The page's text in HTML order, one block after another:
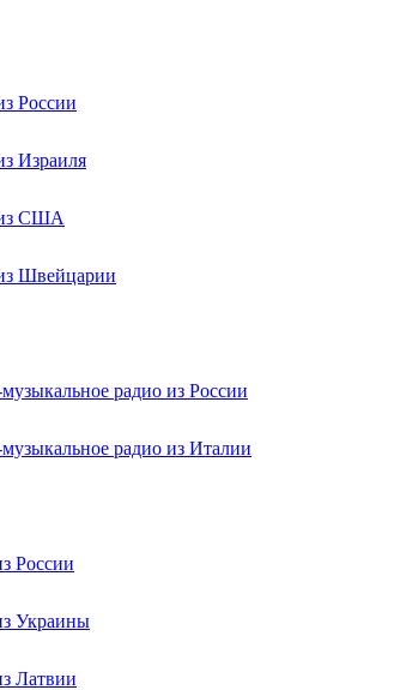
России
Израиля
США
Швейцарии
радио из России
радио из Италии
России
Украины
Латвии